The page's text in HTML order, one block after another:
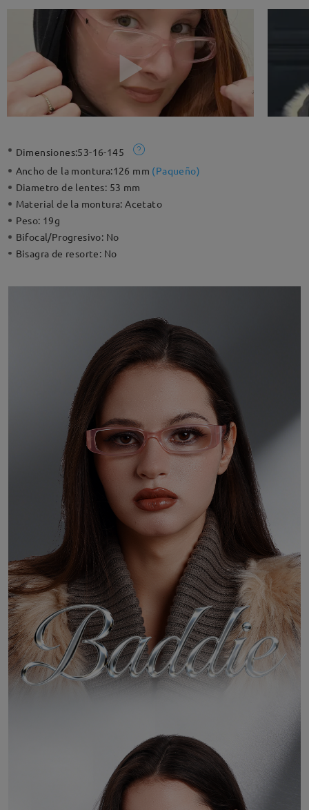
Dimensiones:53-16-145
Ancho de la montura:126 mm (Paqueño)
Diametro de lentes: 53 mm
Material de la montura:Acetato
Peso: 19g
Bifocal/Progresivo: No
Bisagra de resorte: No